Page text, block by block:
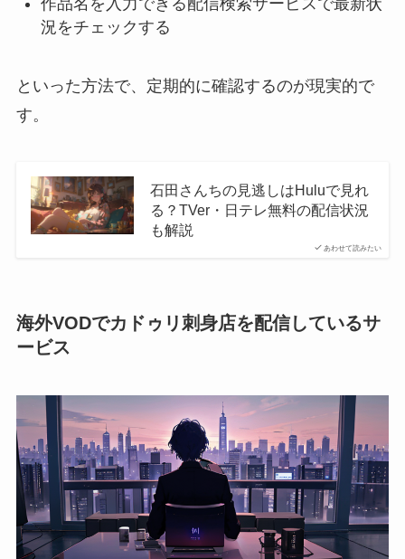
況をチェックする
といった方法で、定期的に確認するのが現実的で
す。
あわせて読みたい
石田さんちの見逃しはHuluで見れ
る？TVer・日テレ無料の配信状況
も解説
海外VODでカドゥリ刺身店を配信しているサ
ービス